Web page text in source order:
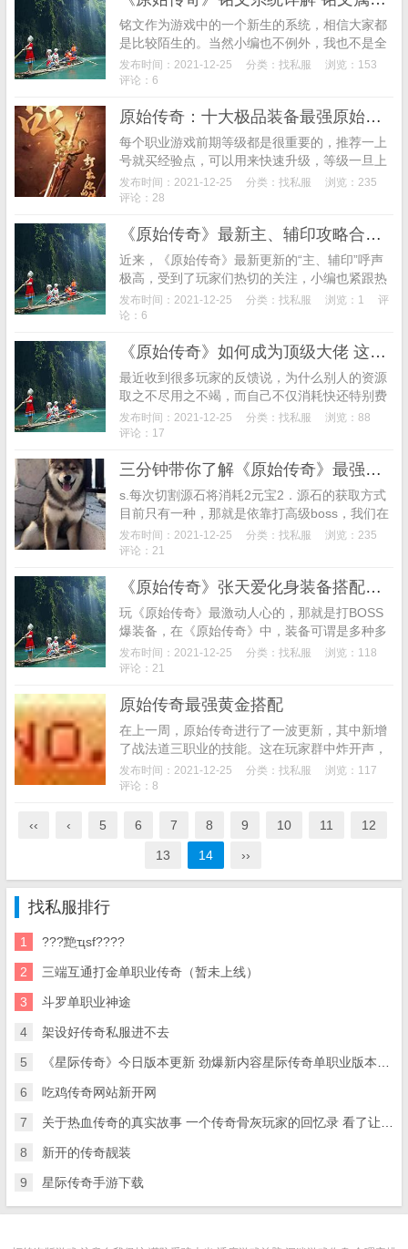
铭文作为游戏中的一个新生的系统，相信大家都
是比较陌生的。当然小编也不例外，我也不是全
知全能的，自然也不会说完全熟悉一个新知的系
统，下面小编就来说说最近研究的关于这部分铭
发布时间：2021-12-25 分类： 找私服
浏览：153
评论：6
原始传奇：十大极品装备最强原始传奇最强黄金搭配攻略以及技能
每个职业游戏前期等级都是很重要的，推荐一上
号就买经验点，可以用来快速升级，等级一旦上
来了就可以去高级地图、打高级的装备，每款游
戏前期都是要以升级为主，如果没有了经验点就
发布时间：2021-12-25 分类： 找私服
浏览：235
评论：28
《原始传奇》最新主、辅印攻略合集来了
近来，《原始传奇》最新更新的“主、辅印”呼声
极高，受到了玩家们热切的关注，小编也紧跟热
潮，立马抵达前线了解玩家们对于此次更新的讨
论。根据小编的实地考察，最终总结出了此次更
发布时间：2021-12-25 分类： 找私服 浏览：1
评
论：6
《原始传奇》如何成为顶级大佬 这篇攻略告诉你
最近收到很多玩家的反馈说，为什么别人的资源
取之不尽用之不竭，而自己不仅消耗快还特别费
时间，这到底是怎么回事呢？这是因为你的方法
出现偏差，接下来就给大家带来顶级高战的成长
发布时间：2021-12-25 分类： 找私服
浏览：88
评论：17
三分钟带你了解《原始传奇》最强铭文攻略
s.每次切割源石将消耗2元宝2．源石的获取方式
目前只有一种，那就是依靠打高级boss，我们在
击败boss之后，有几率爆出不同等级的源石，且
这些源石都是可掉落、可交易、可拍卖的，也
发布时间：2021-12-25 分类： 找私服
浏览：235
评论：21
《原始传奇》张天爱化身装备搭配导师 风靡玛法
玩《原始传奇》最激动人心的，那就是打BOSS
爆装备，在《原始传奇》中，装备可谓是多种多
样的，所以最近总有人问我们《原始传奇》代言
人张天爱关于装备搭配问题。面对这样的问题，
发布时间：2021-12-25 分类： 找私服
浏览：118
评论：21
原始传奇最强黄金搭配
在上一周，原始传奇进行了一波更新，其中新增
了战法道三职业的技能。这在玩家群中炸开声，
处处充斥着这技能到底好不好用，值不值得投入
资源?下面小编就带大家看看这三个技能的介
发布时间：2021-12-25 分类： 找私服
浏览：117
评论：8
‹‹ ‹ 5 6 7 8 9 10 11 12
13 14 ››
找私服排行
1 ???䵥ְҵsf????
2 三端互通打金单职业传奇（暂未上线）
3 斗罗单职业神途
4 架设好传奇私服进不去
5 《星际传奇》今日版本更新 劲爆新内容星际传奇单职业版本全新亮相
6 吃鸡传奇网站新开网
7 关于热血传奇的真实故事 一个传奇骨灰玩家的回忆录 看了让人泪崩
8 新开的传奇靓装
9 星际传奇手游下载